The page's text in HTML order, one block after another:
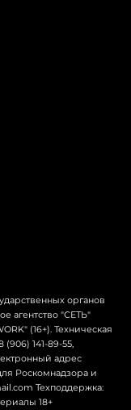
органов
агентство "СЕТЬ"
(16+). Техническая
141-89-55,
адрес
Роскомнадзора и
Техподдержка:
18+